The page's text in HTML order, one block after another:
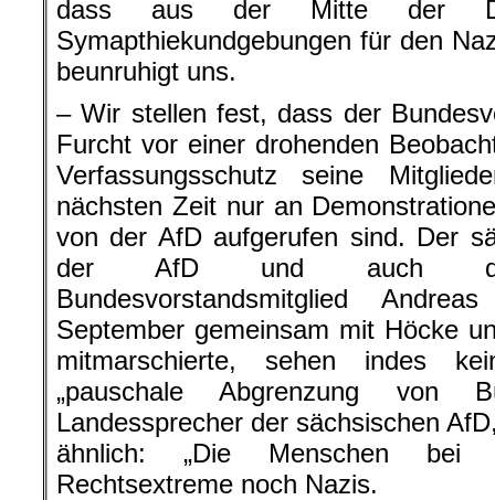
dass aus der Mitte der
Symapthiekundgebungen für den
beunruhigt uns.
– Wir stellen fest, dass der
Furcht vor einer drohenden
Verfassungsschutz seine
nächsten Zeit nur an
von der AfD aufgerufen sind. Der
der AfD und auch das
Bundesvorstandsmitglied
September gemeinsam mit Höcke
mitmarschierte, sehen indes
„pauschale Abgrenzung von
Landessprecher der sächsischen
ähnlich: „Die Menschen bei
Rechtsextreme noch Nazis.